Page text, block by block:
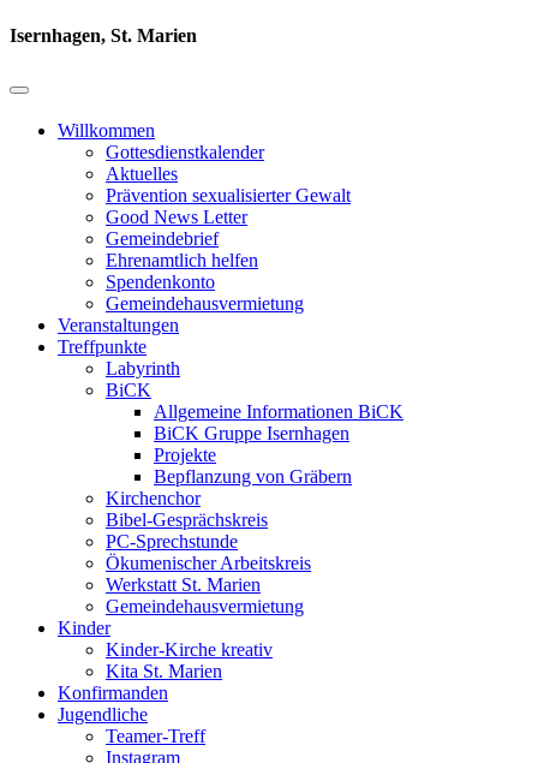
Isernhagen, St. Marien
Willkommen
Gottesdienstkalender
Aktuelles
Prävention sexualisierter Gewalt
Good News Letter
Gemeindebrief
Ehrenamtlich helfen
Spendenkonto
Gemeindehausvermietung
Veranstaltungen
Treffpunkte
Labyrinth
BiCK
Allgemeine Informationen BiCK
BiCK Gruppe Isernhagen
Projekte
Bepflanzung von Gräbern
Kirchenchor
Bibel-Gesprächskreis
PC-Sprechstunde
Ökumenischer Arbeitskreis
Werkstatt St. Marien
Gemeindehausvermietung
Kinder
Kinder-Kirche kreativ
Kita St. Marien
Konfirmanden
Jugendliche
Teamer-Treff
Instagram